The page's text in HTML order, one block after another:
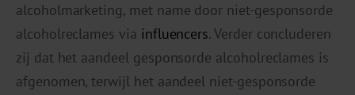
alcoholmarketing, met name door niet-gesponsorde
alcoholreclames via influencers. Verder concluderen
zij dat het aandeel gesponsorde alcoholreclames is
afgenomen, terwijl het aandeel niet-gesponsorde